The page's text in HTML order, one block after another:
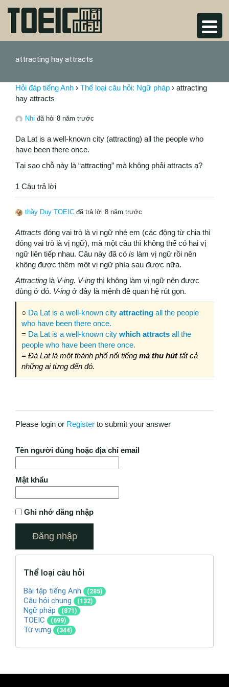
attracting hay attracts
Hỏi đáp tiếng Anh › Thể loại câu hỏi: Ngữ pháp › attracting
hay attracts
Nhi đã hỏi 8 năm trước
Da Lat is a well-known city (attracting) all the people who
have been there once.
Tại sao chỗ này là “attracting” mà không phải attracts ạ?
1 Câu trả lời
thầy Duy TOEIC đã trả lời 8 năm trước
Attracts đóng vai trò là vị ngữ nhé em (các động từ chia thì
đóng vai trò là vị ngữ), mà một câu thì không thể có hai vị
ngữ liên tiếp nhau. Câu này đã có is làm vị ngữ rồi nên
không được thêm một vị ngữ phía sau được nữa.
Attracting là V-ing. V-ing thì không làm vị ngữ nên được
dùng ở đó. V-ing ở đây là mệnh đề quan hệ rút gọn.
○ Da Lat is a well-known city attracting all the people
who have been there once.
= Da Lat is a well-known city which attracts all the
people who have been there once.
= Đà Lạt là một thành phố nổi tiếng mà thu húttất cả
những ai từng đến đó.
Please login or Register to submit your answer
Tên người dùng hoặc địa chỉ email
Mật khẩu
Ghi nhớ đăng nhập
Thể loại câu hỏi
Bài tập tiếng Anh (285)
Câu hỏi chung (132)
Ngữ pháp (871)
TOEIC (699)
Từ vựng (344)